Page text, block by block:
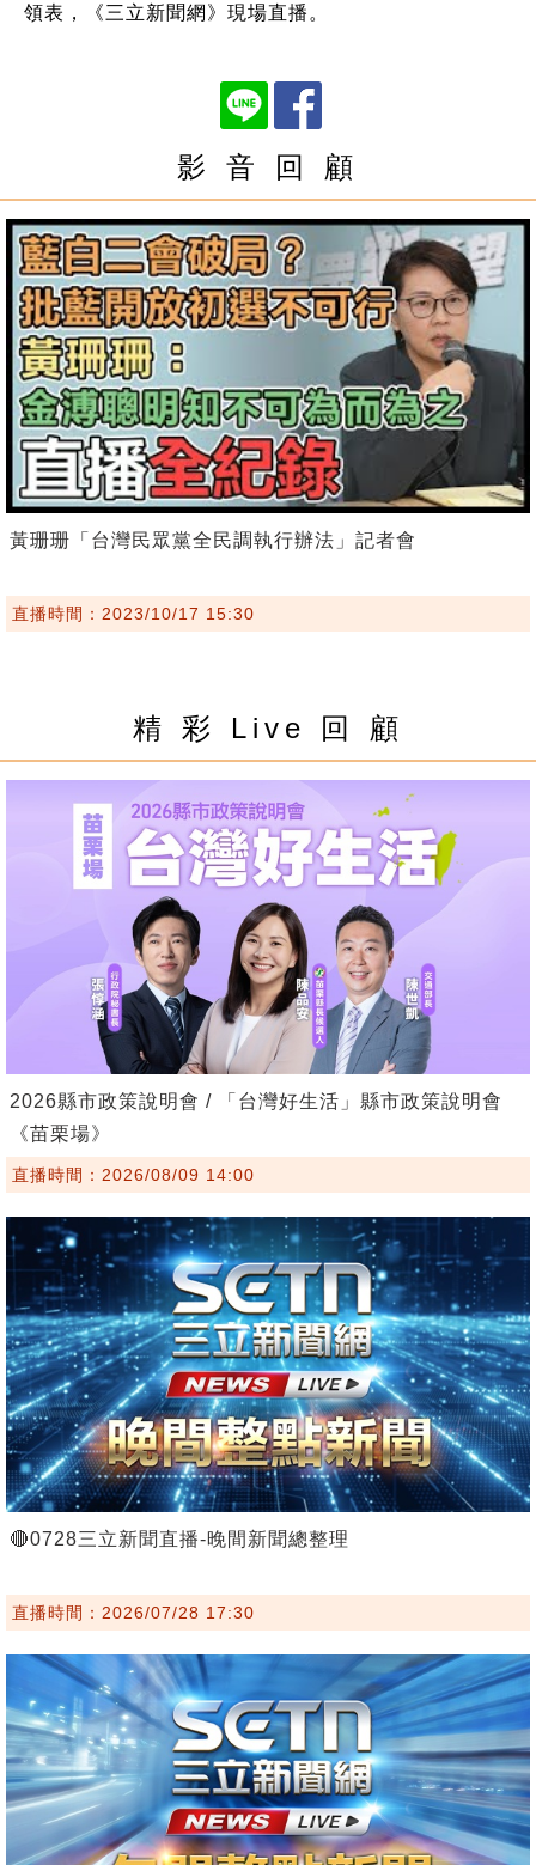
領表，《三立新聞網》現場直播。
影 音 回 顧
黃珊珊「台灣民眾黨全民調執行辦法」記者會
直播時間：2023/10/17 15:30
精 彩 Live 回 顧
2026縣市政策說明會 / 「台灣好生活」縣市政策說明會
《苗栗場》
直播時間：2026/08/09 14:00
🔴0728三立新聞直播-晚間新聞總整理
直播時間：2026/07/28 17:30